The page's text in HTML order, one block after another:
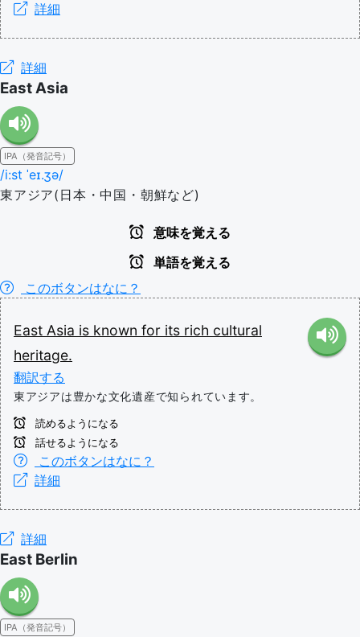
詳細
詳細
East Asia
IPA（発音記号）
/i:st ˈeɪ.ʒə/
東アジア(日本・中国・朝鮮など)
意味を覚える
単語を覚える
このボタンはなに？
East Asia is known for its rich cultural
heritage.
翻訳する
東アジアは豊かな文化遺産で知られています。
読めるようになる
話せるようになる
このボタンはなに？
詳細
詳細
East Berlin
IPA（発音記号）